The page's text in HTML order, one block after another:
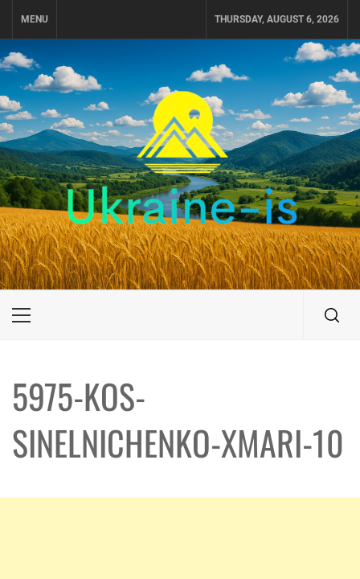
MENU THURSDAY, AUGUST 6, 2026
UKRAINE-IS
ПОДОРОЖI ПО УКРАЇНІ
Primary
5975-KOS-
SINELNICHENKO-XMARI-10